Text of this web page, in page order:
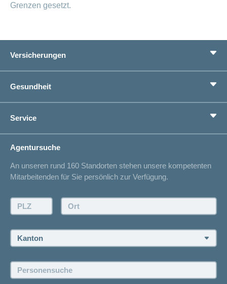
Grenzen gesetzt.
Versicherungen
Zusatzversicherungen
Vorsorge
Ich suche eine Versicherung für
Lebenssituation
Sparen bei der Versicherung
Gesundheit
Gesundheitskompass
concordiaMed
Service
Spitalliste
Unfallmeldung
Offertanfrage
Rückruf anfordern
Offene Stellen
Agentursuche
An unseren rund 160 Standorten stehen unsere kompetenten
Mitarbeitenden für Sie persönlich zur Verfügung.
PLZ: Ort:
Kanton:
Personensuche: